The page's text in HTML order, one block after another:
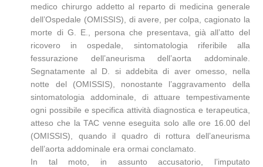
medico chirurgo addetto al reparto di medicina generale
dell’Ospedale (OMISSIS), di avere, per colpa, cagionato la
morte di G. E., persona che presentava, già all’atto del
ricovero in ospedale, sintomatologia riferibile alla
fessurazione dell’aneurisma dell’aorta addominale.
Segnatamente al D. si addebita di aver omesso, nella
notte del (OMISSIS), nonostante l’aggravamento della
sintomatologia addominale, di attuare tempestivamente
ogni possibile e specifica attività diagnostica e terapeutica,
atteso che la TAC venne eseguita solo alle ore 16.00 del
(OMISSIS), quando il quadro di rottura dell’aneurisma
dell’aorta addominale era ormai conclamato.
In tal moto, in assunto accusatorio, l’imputato